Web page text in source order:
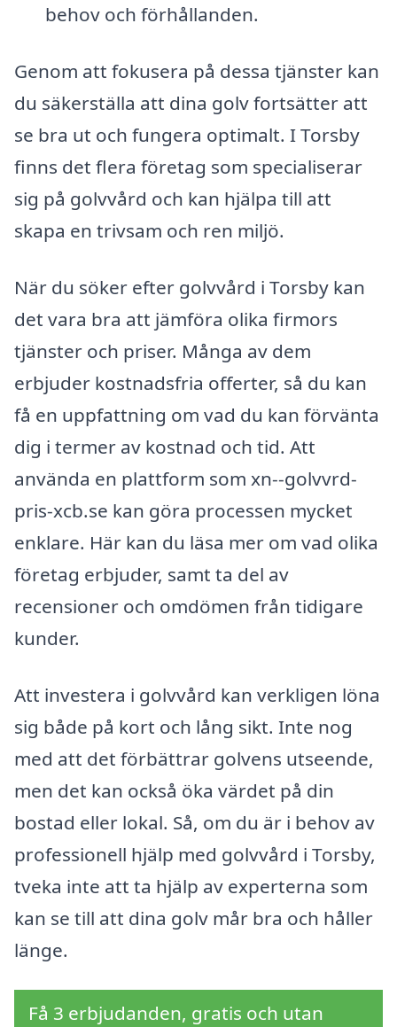
behov och förhållanden.
Genom att fokusera på dessa tjänster kan
du säkerställa att dina golv fortsätter att
se bra ut och fungera optimalt. I Torsby
finns det flera företag som specialiserar
sig på golvvård och kan hjälpa till att
skapa en trivsam och ren miljö.
När du söker efter golvvård i Torsby kan
det vara bra att jämföra olika firmors
tjänster och priser. Många av dem
erbjuder kostnadsfria offerter, så du kan
få en uppfattning om vad du kan förvänta
dig i termer av kostnad och tid. Att
använda en plattform som xn--golvvrd-
pris-xcb.se kan göra processen mycket
enklare. Här kan du läsa mer om vad olika
företag erbjuder, samt ta del av
recensioner och omdömen från tidigare
kunder.
Att investera i golvvård kan verkligen löna
sig både på kort och lång sikt. Inte nog
med att det förbättrar golvens utseende,
men det kan också öka värdet på din
bostad eller lokal. Så, om du är i behov av
professionell hjälp med golvvård i Torsby,
tveka inte att ta hjälp av experterna som
kan se till att dina golv mår bra och håller
länge.
Få 3 erbjudanden, gratis och utan